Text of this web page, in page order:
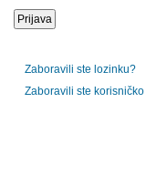
Zaboravili ste lozinku?
Zaboravili ste